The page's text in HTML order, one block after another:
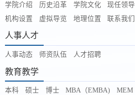
学院介绍 历史沿革 学院文化 现任领导
机构设置
虚拟导览 地理位置 联系我们
人事人才
人事动态 师资队伍 人才招聘
教育教学
本科 硕士 博士 MBA（EMBA) MEM